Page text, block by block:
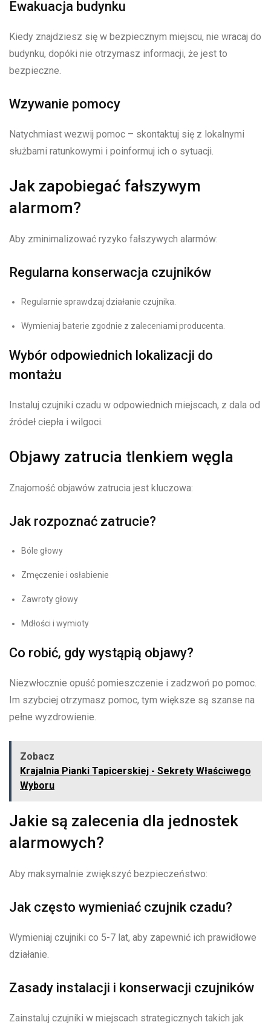
Ewakuacja budynku
Kiedy znajdziesz się w bezpiecznym miejscu, nie wracaj do
budynku, dopóki nie otrzymasz informacji, że jest to
bezpieczne.
Wzywanie pomocy
Natychmiast wezwij pomoc – skontaktuj się z lokalnymi
służbami ratunkowymi i poinformuj ich o sytuacji.
Jak zapobiegać fałszywym
alarmom?
Aby zminimalizować ryzyko fałszywych alarmów:
Regularna konserwacja czujników
Regularnie sprawdzaj działanie czujnika.
Wymieniaj baterie zgodnie z zaleceniami producenta.
Wybór odpowiednich lokalizacji do
montażu
Instaluj czujniki czadu w odpowiednich miejscach, z dala od
źródeł ciepła i wilgoci.
Objawy zatrucia tlenkiem węgla
Znajomość objawów zatrucia jest kluczowa:
Jak rozpoznać zatrucie?
Bóle głowy
Zmęczenie i osłabienie
Zawroty głowy
Mdłości i wymioty
Co robić, gdy wystąpią objawy?
Niezwłocznie opuść pomieszczenie i zadzwoń po pomoc.
Im szybciej otrzymasz pomoc, tym większe są szanse na
pełne wyzdrowienie.
Zobacz
Krajalnia Pianki Tapicerskiej - Sekrety Właściwego
Wyboru
Jakie są zalecenia dla jednostek
alarmowych?
Aby maksymalnie zwiększyć bezpieczeństwo:
Jak często wymieniać czujnik czadu?
Wymieniaj czujniki co 5-7 lat, aby zapewnić ich prawidłowe
działanie.
Zasady instalacji i konserwacji czujników
Zainstaluj czujniki w miejscach strategicznych takich jak